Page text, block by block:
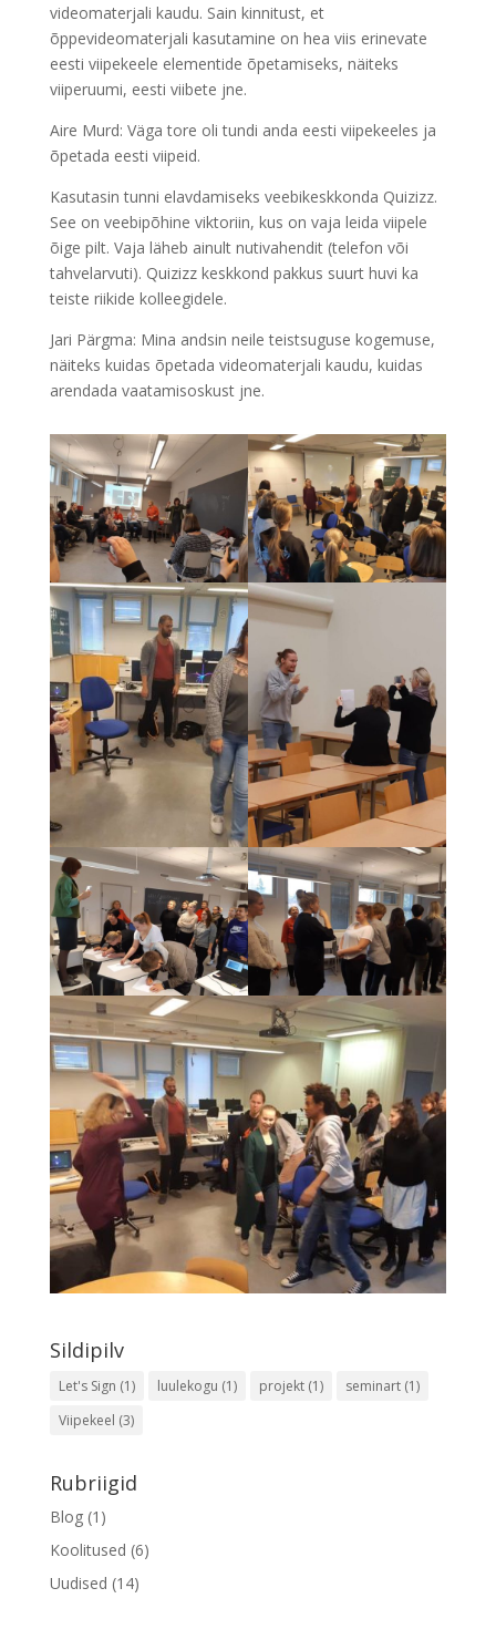
videomaterjali kaudu. Sain kinnitust, et
õppevideomaterjali kasutamine on hea viis erinevate
eesti viipekeele elementide õpetamiseks, näiteks
viiperuumi, eesti viibete jne.
Aire Murd: Väga tore oli tundi anda eesti viipekeeles ja
õpetada eesti viipeid.
Kasutasin tunni elavdamiseks veebikeskkonda Quizizz.
See on veebipõhine viktoriin, kus on vaja leida viipele
õige pilt. Vaja läheb ainult nutivahendit (telefon või
tahvelarvuti). Quizizz keskkond pakkus suurt huvi ka
teiste riikide kolleegidele.
Jari Pärgma: Mina andsin neile teistsuguse kogemuse,
näiteks kuidas õpetada videomaterjali kaudu, kuidas
arendada vaatamisoskust jne.
Sildipilv
Let's Sign (1) luulekogu (1) projekt(1) seminart(1)
Viipekeel (3)
Rubriigid
Blog(1)
Koolitused (6)
Uudised (14)